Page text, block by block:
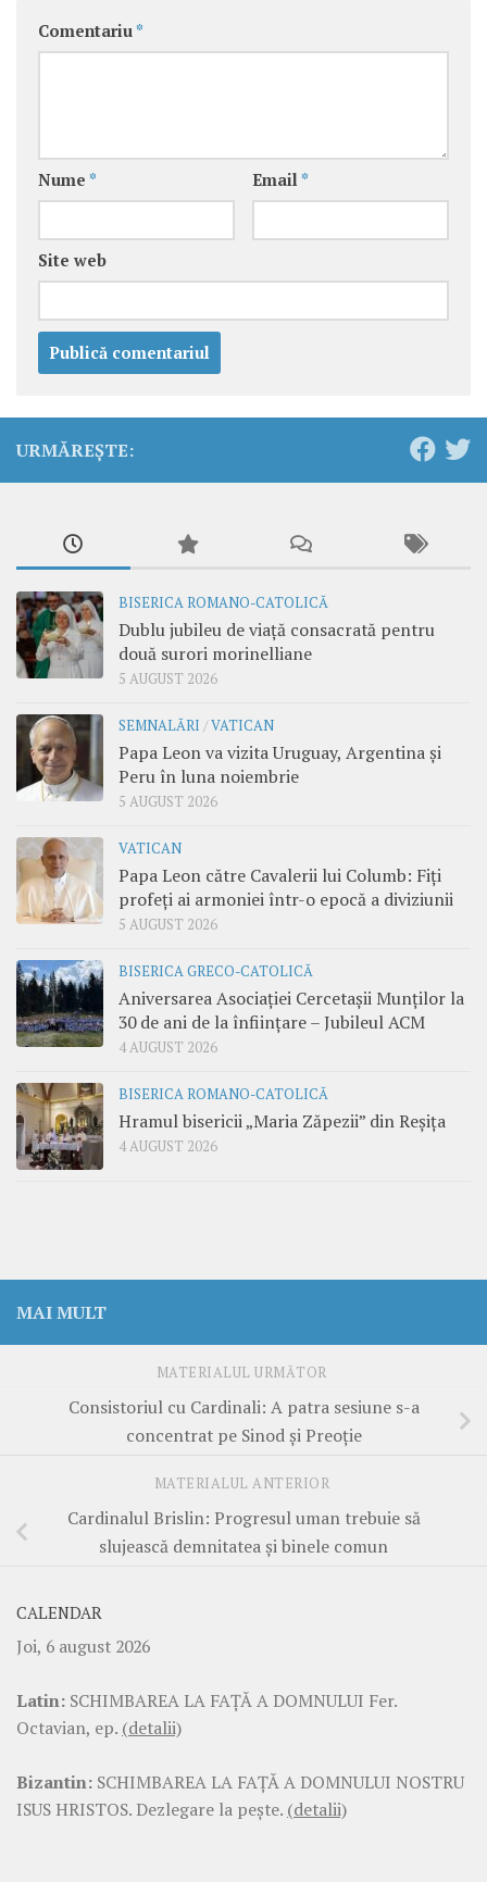
Comentariu *
Nume * Email *
Site web
URMĂREȘTE:
BISERICA ROMANO-CATOLICĂ
Dublu jubileu de viață consacrată pentru
două surori morinelliane
5 AUGUST 2026
SEMNALĂRI /VATICAN
Papa Leon va vizita Uruguay, Argentina și
Peru în luna noiembrie
5 AUGUST 2026
VATICAN
Papa Leon către Cavalerii lui Columb: Fiți
profeți ai armoniei într-o epocă a diviziunii
5 AUGUST 2026
BISERICA GRECO-CATOLICĂ
Aniversarea Asociației Cercetașii Munților la
30 de ani de la înființare – Jubileul ACM
4 AUGUST 2026
BISERICA ROMANO-CATOLICĂ
Hramul bisericii „Maria Zăpezii” din Reșița
4 AUGUST 2026
MAI MULT
MATERIALUL URMĂTOR
Consistoriul cu Cardinali: A patra sesiune s-a
concentrat pe Sinod și Preoție
MATERIALUL ANTERIOR
Cardinalul Brislin: Progresul uman trebuie să
slujească demnitatea și binele comun
CALENDAR
Joi, 6 august 2026
Latin: SCHIMBAREA LA FAŢĂ A DOMNULUI Fer.
Octavian, ep. (detalii)
Bizantin: SCHIMBAREA LA FAŢĂ A DOMNULUI NOSTRU
ISUS HRISTOS. Dezlegare la pește. (detalii)